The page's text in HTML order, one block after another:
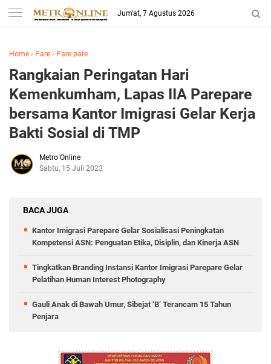
Jum'at, 7 Agustus 2026
Home › Pare › Pare pare
Rangkaian Peringatan Hari
Kemenkumham, Lapas IIA Parepare
bersama Kantor Imigrasi Gelar Kerja
Bakti Sosial di TMP
Metro Online
Sabtu, 15 Juli 2023
BACA JUGA
Kantor Imigrasi Parepare Gelar Sosialisasi Peningkatan
Kompetensi ASN: Penguatan Etika, Disiplin, dan Kinerja ASN
Tingkatkan Branding Instansi Kantor Imigrasi Parepare Gelar
Pelatihan Human Interest Photography
Gauli Anak di Bawah Umur, Sibejat ‘B’ Terancam 15 Tahun
Penjara